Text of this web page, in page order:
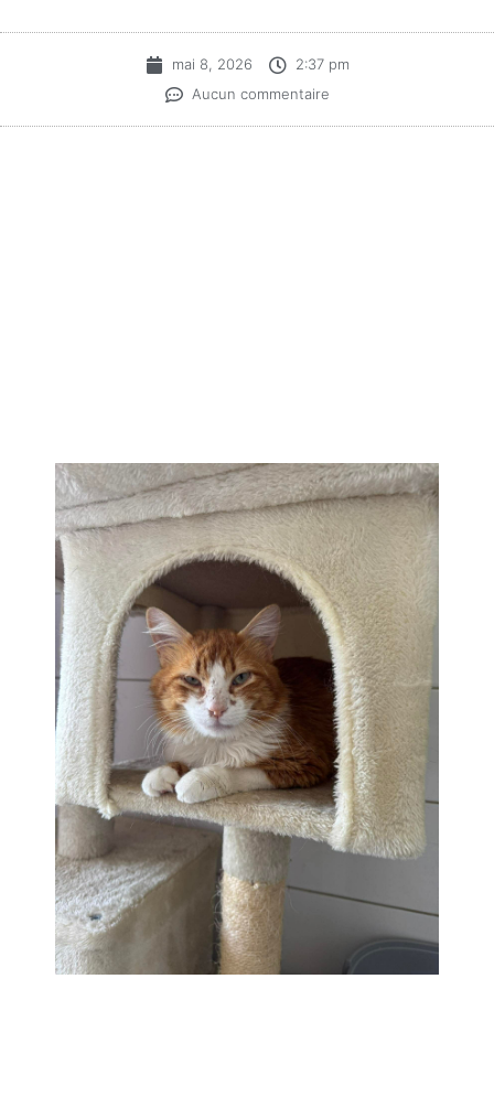
mai 8, 2026
2:37 pm
Aucun commentaire